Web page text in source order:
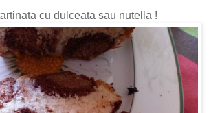
cu dulceata sau nutella !